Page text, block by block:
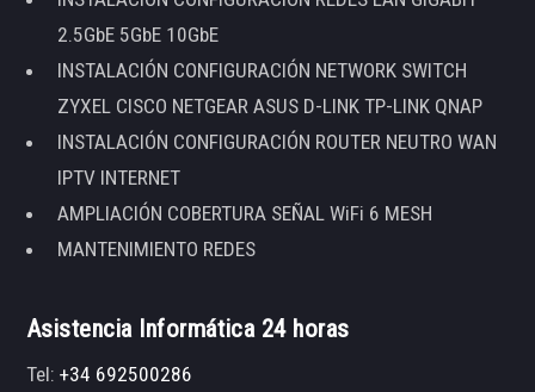
2.5GbE 5GbE 10GbE
INSTALACIÓN CONFIGURACIÓN NETWORK SWITCH
ZYXEL CISCO NETGEAR ASUS D-LINK TP-LINK QNAP
INSTALACIÓN CONFIGURACIÓN ROUTER NEUTRO WAN
IPTV INTERNET
AMPLIACIÓN COBERTURA SEÑAL WiFi 6 MESH
MANTENIMIENTO REDES
Asistencia Informática 24 horas
Tel:+34 692500286